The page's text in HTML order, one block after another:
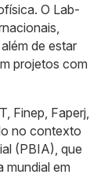
O Lab-
de estar
projetos com
Finep, Faperj,
no contexto
(PBIA), que
mundial em